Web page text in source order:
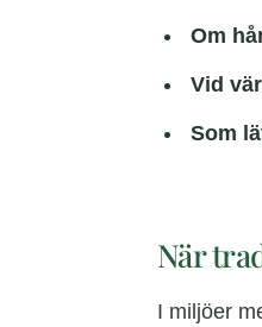
Om
Vid
Som
När
I miljöer